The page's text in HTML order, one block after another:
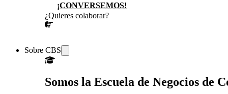
¡CONVERSEMOS!
¿Quieres colaborar?
Sobre CBS
Somos la Escuela de Negocios de